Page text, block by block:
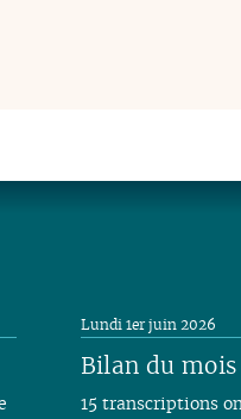
Bilan du
Lundi 1er juin 2026
15 transcriptions